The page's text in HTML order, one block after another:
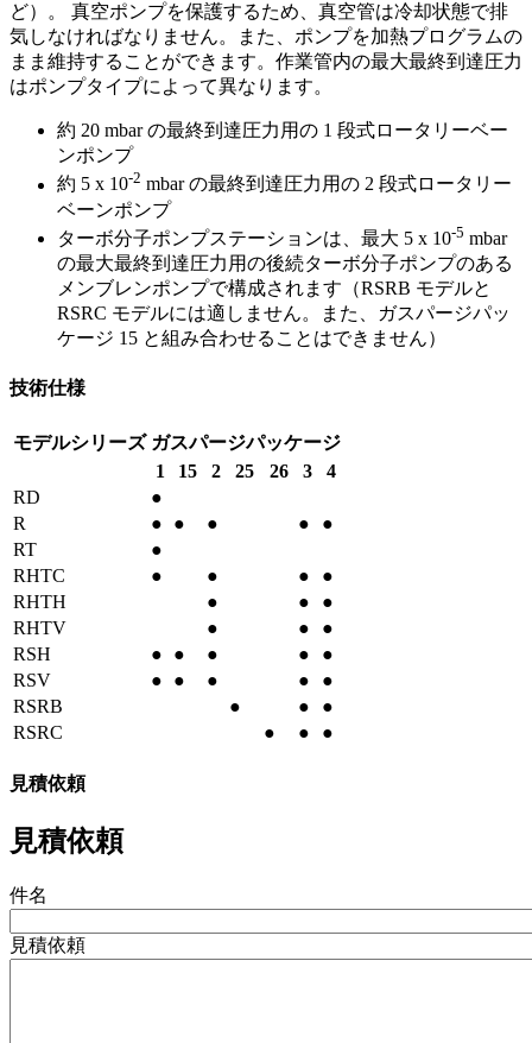
ど）。 真空ポンプを保護するため、真空管は冷却状態で排
気しなければなりません。また、ポンプを加熱プログラムの
まま維持することができます。作業管内の最大最終到達圧力
はポンプタイプによって異なります。
約 20 mbar の最終到達圧力用の 1 段式ロータリーベー
ンポンプ
約 5 x 10-2 mbar の最終到達圧力用の 2 段式ロータリー
ベーンポンプ
ターボ分子ポンプステーションは、最大 5 x 10-5 mbar
の最大最終到達圧力用の後続ターボ分子ポンプのある
メンブレンポンプで構成されます（RSRB モデルと
RSRC モデルには適しません。また、ガスパージパッ
ケージ 15 と組み合わせることはできません）
技術仕様
モデルシリーズ ガスパージパッケージ
1
15 2 25 26 3
4
RD
●
R
● ● ● ●
●
RT
●
RHTC
● ● ●
●
RHTH
● ●
●
RHTV
● ●
●
RSH
● ● ● ●
●
RSV
● ● ● ●
●
RSRB
● ●
●
RSRC
● ● ●
見積依頼
見積依頼
件名
見積依頼